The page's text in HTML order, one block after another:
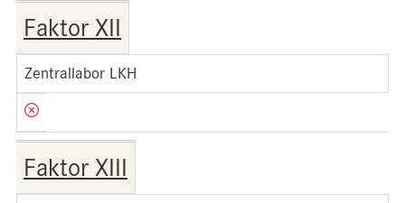
Faktor XII
Zentrallabor LKH
Faktor XIII